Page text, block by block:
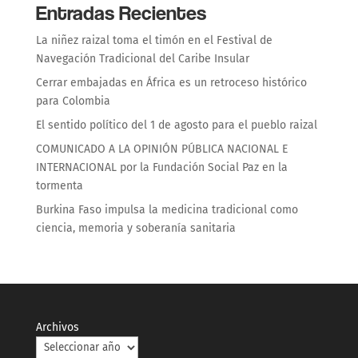
Entradas Recientes
La niñez raizal toma el timón en el Festival de
Navegación Tradicional del Caribe Insular
Cerrar embajadas en África es un retroceso histórico
para Colombia
El sentido político del 1 de agosto para el pueblo raizal
COMUNICADO A LA OPINIÓN PÚBLICA NACIONAL E
INTERNACIONAL por la Fundación Social Paz en la
tormenta
Burkina Faso impulsa la medicina tradicional como
ciencia, memoria y soberanía sanitaria
Archivos